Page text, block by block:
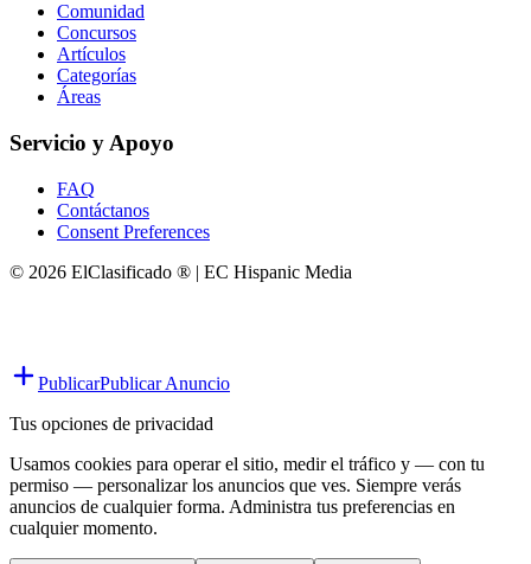
Comunidad
Concursos
Artículos
Categorías
Áreas
Servicio y Apoyo
FAQ
Contáctanos
Consent Preferences
© 2026 ElClasificado ® | EC Hispanic Media
PublicarPublicar Anuncio
Tus opciones de privacidad
Usamos cookies para operar el sitio, medir el tráfico y — con tu
permiso — personalizar los anuncios que ves. Siempre verás
anuncios de cualquier forma. Administra tus preferencias en
cualquier momento.